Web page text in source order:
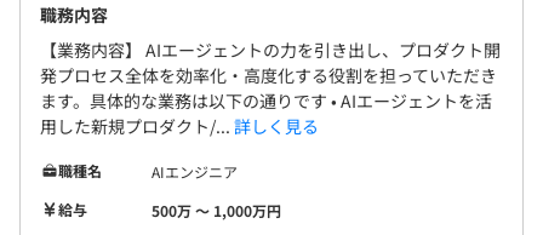
職務内容
【業務内容】 AIエージェントの力を引き出し、プロダクト開
発プロセス全体を効率化・高度化する役割を担っていただき
ます。具体的な業務は以下の通りです • AIエージェントを活
用した新規プロダクト/... 詳しく見る
職種名
AIエンジニア
給与
500万 〜 1,000万円